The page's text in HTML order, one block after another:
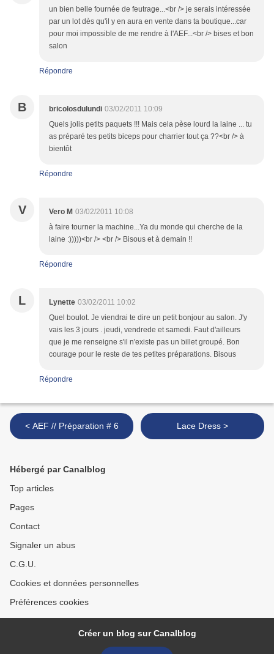
un bien belle fournée de feutrage...<br /> je serais intéressée
par un lot dès qu'il y en aura en vente dans ta boutique...car
pour moi impossible de me rendre à l'AEF...<br /> bises et bon
salon
Répondre
B bricolosdulundi 03/02/2011 10:09
Quels jolis petits paquets !!! Mais cela pèse lourd la laine ... tu
as préparé tes petits biceps pour charrier tout ça ??<br /> à
bientôt
Répondre
V Vero M 03/02/2011 10:08
à faire tourner la machine...Ya du monde qui cherche de la
laine :)))))<br /> <br /> Bisous et à demain !!
Répondre
L Lynette 03/02/2011 10:02
Quel boulot. Je viendrai te dire un petit bonjour au salon. J'y
vais les 3 jours . jeudi, vendrede et samedi. Faut d'ailleurs
que je me renseigne s'il n'existe pas un billet groupé. Bon
courage pour le reste de tes petites préparations. Bisous
Répondre
< AEF // Préparation # 6 Lace Dress >
Hébergé par Canalblog
Top articles
Pages
Contact
Signaler un abus
C.G.U.
Cookies et données personnelles
Préférences cookies
Créer un blog sur Canalblog